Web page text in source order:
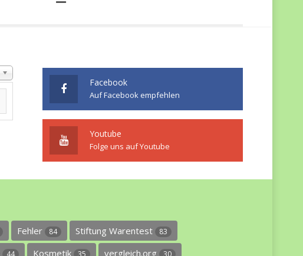
Facebook
Auf Facebook empfehlen
Youtube
Folge uns auf Youtube
Fehler 84 Stiftung Warentest 83
44 Kosmetik 35 vergleich.org 30